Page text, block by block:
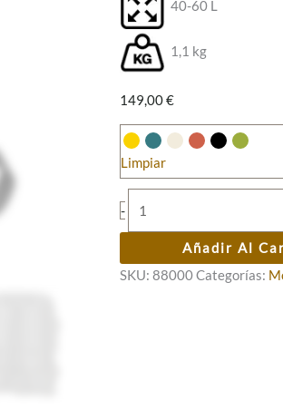
40-60 L
1,1 kg
149,00€
Limpiar
-
Waterproof
cantidad
Añadir Al
SKU:88000Categorías: